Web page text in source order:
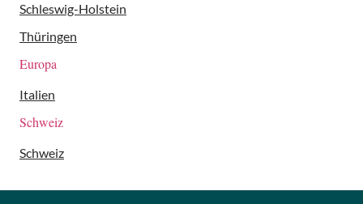
Schleswig-Holstein
Thüringen
Europa
Italien
Schweiz
Schweiz